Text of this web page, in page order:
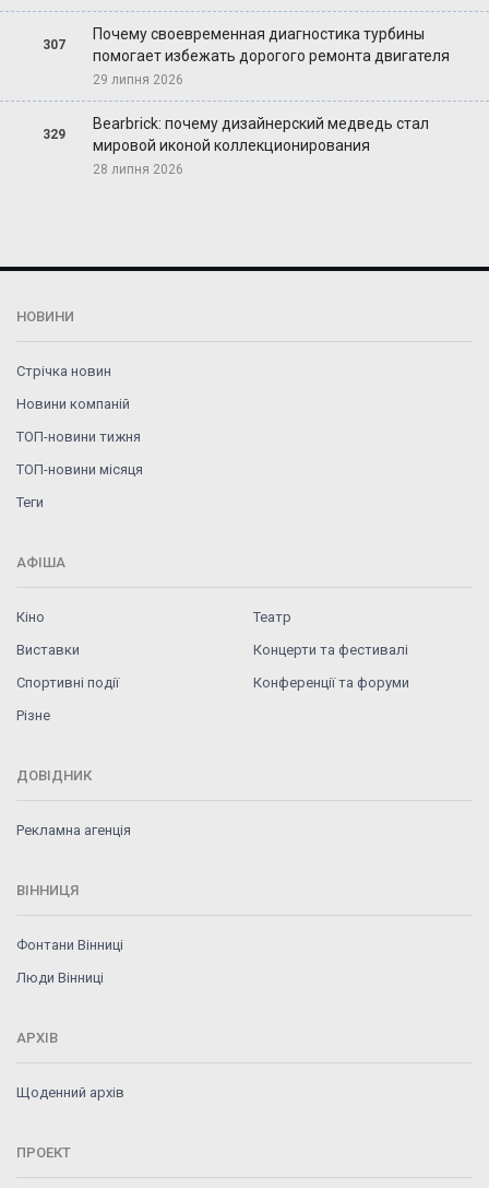
307
Почему своевременная диагностика турбины
помогает избежать дорогого ремонта двигателя
29 липня 2026
329
Bearbrick: почему дизайнерский медведь стал
мировой иконой коллекционирования
28 липня 2026
НОВИНИ
Стрічка новин
Новини компаній
ТОП-новини тижня
ТОП-новини місяця
Теги
АФІША
Кіно
Театр
Виставки
Концерти та фестивалі
Спортивні події
Конференції та форуми
Різне
ДОВІДНИК
Рекламна агенція
ВІННИЦЯ
Фонтани Вінниці
Люди Вінниці
АРХІВ
Щоденний архів
ПРОЕКТ